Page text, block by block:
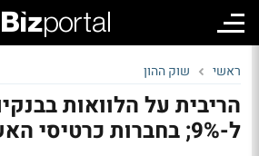
ראשי שוק ההון
הריבית על הלוואות
ל-9%; בחברות כרטיסי האשראי - 13%